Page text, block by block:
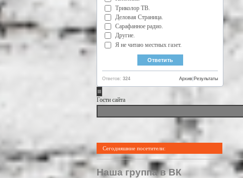
Триколор ТВ.
Деловая Страница.
Сарафанное радио.
Другие.
Я не читаю местных газет.
Ответов: 324 Результаты
Архив
Гости сайта
Сегодняшние посетители:
Наша группа в ВК